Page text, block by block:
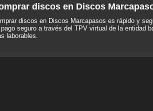
discos en Discos
discos en Discos Marcapasos es rápido y
seguro a través del TPV virtual de la entidad
laborables.